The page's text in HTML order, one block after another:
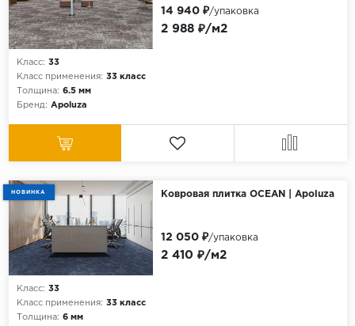
Класс: 33
Класс применения: 33 класс
Толщина: 6.5 мм
Бренд: Apoluza
2 988 ₽/м2
14 940 ₽/упаковка
НОВИНКА Ковровая плитка OCEAN | Apoluza
Класс: 33
Класс применения: 33 класс
Толщина: 6 мм
2 410 ₽/м2
12 050 ₽/упаковка